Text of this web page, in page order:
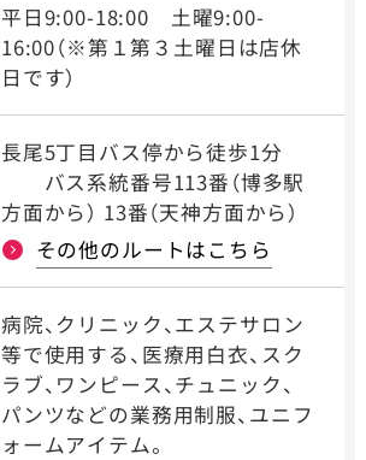
平日9:00-18:00 土曜9:00-
16:00（※第１第３土曜日は店休
日です）
長尾5丁目バス停から徒歩1分
バス系統番号113番（博多駅
方面から） 13番（天神方面から）
その他のルートはこちら
病院、クリニック、エステサロン
等で使用する、医療用白衣、スク
ラブ、ワンピース、チュニック、
パンツなどの業務用制服、ユニフ
ォームアイテム。